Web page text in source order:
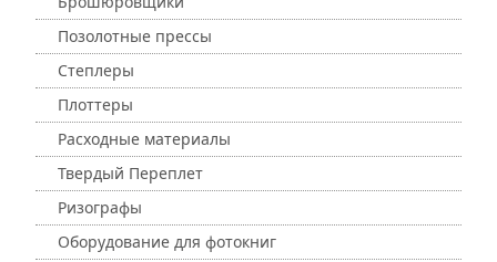
Позолотные прессы
Степлеры
Плоттеры
Расходные материалы
Твердый Переплет
Ризографы
Оборудование для фотокниг